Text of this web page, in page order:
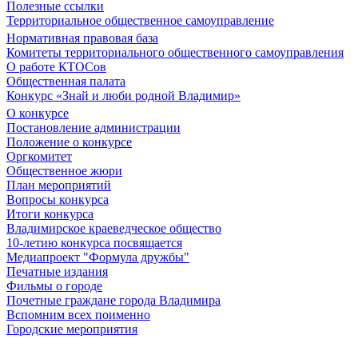
Полезные ссылки
Территориальное общественное самоуправление
Нормативная правовая база
Комитеты территориального общественного самоуправления
О работе КТОСов
Общественная палата
Конкурс «Знай и люби родной Владимир»
О конкурсе
Постановление администрации
Положение о конкурсе
Оргкомитет
Общественное жюри
План мероприятий
Вопросы конкурса
Итоги конкурса
Владимирское краеведческое общество
10-летию конкурса посвящается
Медиапроект "Формула дружбы"
Печатные издания
Фильмы о городе
Почетные граждане города Владимира
Вспомним всех поименно
Городские мероприятия